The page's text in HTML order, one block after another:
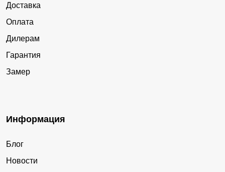
Доставка
Оплата
Дилерам
Гарантия
Замер
Информация
Блог
Новости